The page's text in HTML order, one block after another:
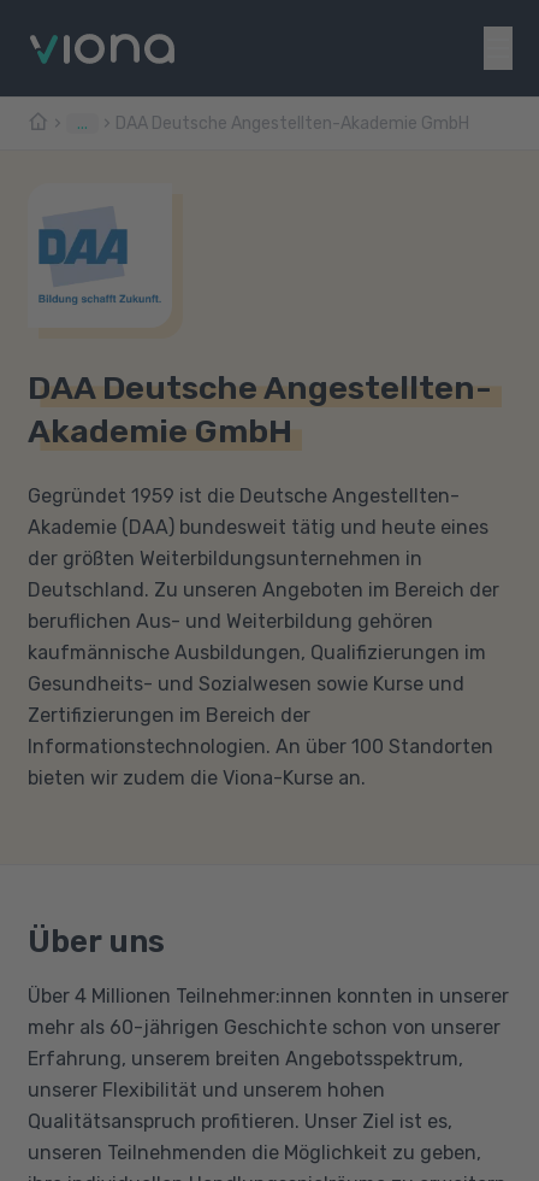
... DAA Deutsche Angestellten-Akademie GmbH
DAA Deutsche Angestellten-
Akademie GmbH
Gegründet 1959 ist die Deutsche Angestellten-
Akademie (DAA) bundesweit tätig und heute eines
der größten Weiterbildungsunternehmen in
Deutschland. Zu unseren Angeboten im Bereich der
beruflichen Aus- und Weiterbildung gehören
kaufmännische Ausbildungen, Qualifizierungen im
Gesundheits- und Sozialwesen sowie Kurse und
Zertifizierungen im Bereich der
Informationstechnologien. An über 100 Standorten
bieten wir zudem die Viona-Kurse an.
Über uns
Über 4 Millionen Teilnehmer:innen konnten in unserer
mehr als 60-jährigen Geschichte schon von unserer
Erfahrung, unserem breiten Angebotsspektrum,
unserer Flexibilität und unserem hohen
Qualitätsanspruch profitieren. Unser Ziel ist es,
unseren Teilnehmenden die Möglichkeit zu geben,